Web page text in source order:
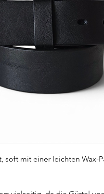
soft mit einer leichten Wax-